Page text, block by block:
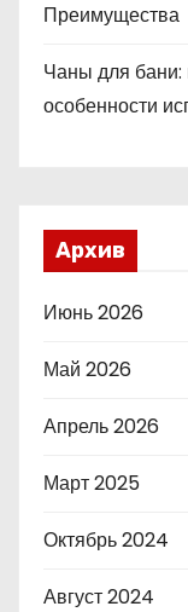
Преимущества
Чаны для
особенности
Архив
Июнь 2026
Май 2026
Апрель 2026
Март 2025
Октябрь 2024
Август 2024